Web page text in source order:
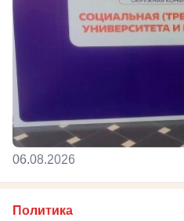
06.08.2026
Политика